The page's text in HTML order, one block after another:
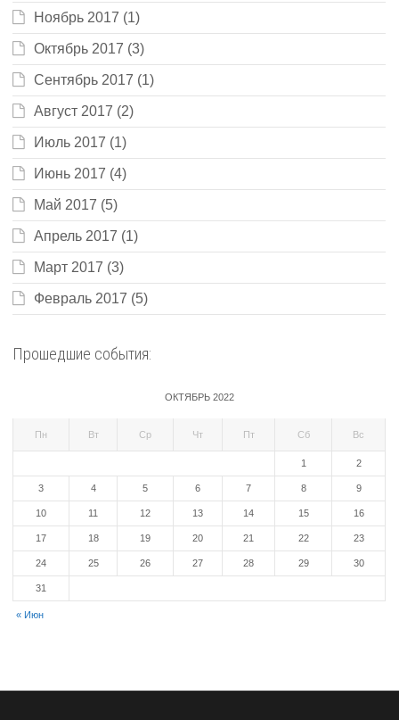
Ноябрь 2017 (1)
Октябрь 2017 (3)
Сентябрь 2017 (1)
Август 2017 (2)
Июль 2017 (1)
Июнь 2017 (4)
Май 2017 (5)
Апрель 2017 (1)
Март 2017 (3)
Февраль 2017 (5)
Прошедшие события:
ОКТЯБРЬ 2022
Пн Вт Ср Чт Пт Сб Вс
« Июн
1 2
3 4 5 6 7 8 9
10 11 12 13 14 15 16
17 18 19 20 21 22 23
24 25 26 27 28 29 30
31